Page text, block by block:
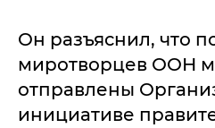
Он разъяснил, что
миротворцев ООН
отправлены
инициативе